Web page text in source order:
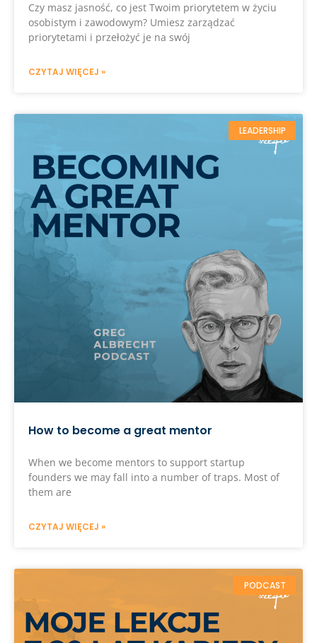
Czy masz jasność, co jest Twoim priorytetem w życiu
osobistym i zawodowym? Umiesz zarządzać
priorytetami i przełożyć je na swój
CZYTAJ WIĘCEJ »
LEADERSHIP
How to become a great mentor
When we become mentors to support startup
founders we may fall into a number of traps. Most of
them are
CZYTAJ WIĘCEJ »
PODCAST